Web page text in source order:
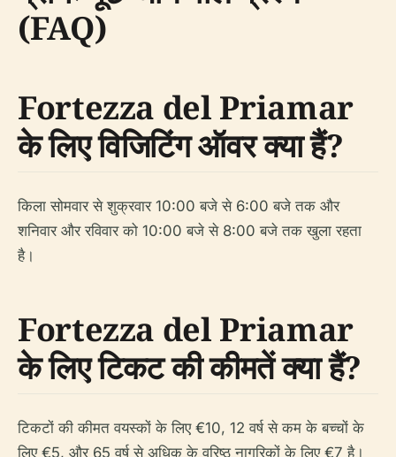
(FAQ)
Fortezza del Priamar
के लिए विजिटिंग ऑवर क्या हैं?
किला सोमवार से शुक्रवार 10:00 बजे से 6:00 बजे तक और
शनिवार और रविवार को 10:00 बजे से 8:00 बजे तक खुला रहता
है।
Fortezza del Priamar
के लिए टिकट की कीमतें क्या हैं?
टिकटों की कीमत वयस्कों के लिए €10, 12 वर्ष से कम के बच्चों के
लिए €5, और 65 वर्ष से अधिक के वरिष्ठ नागरिकों के लिए €7 है।